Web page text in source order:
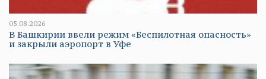
05.08.2026
В Башкирии ввели режим «Беспилотная опасность»
и закрыли аэропорт в Уфе